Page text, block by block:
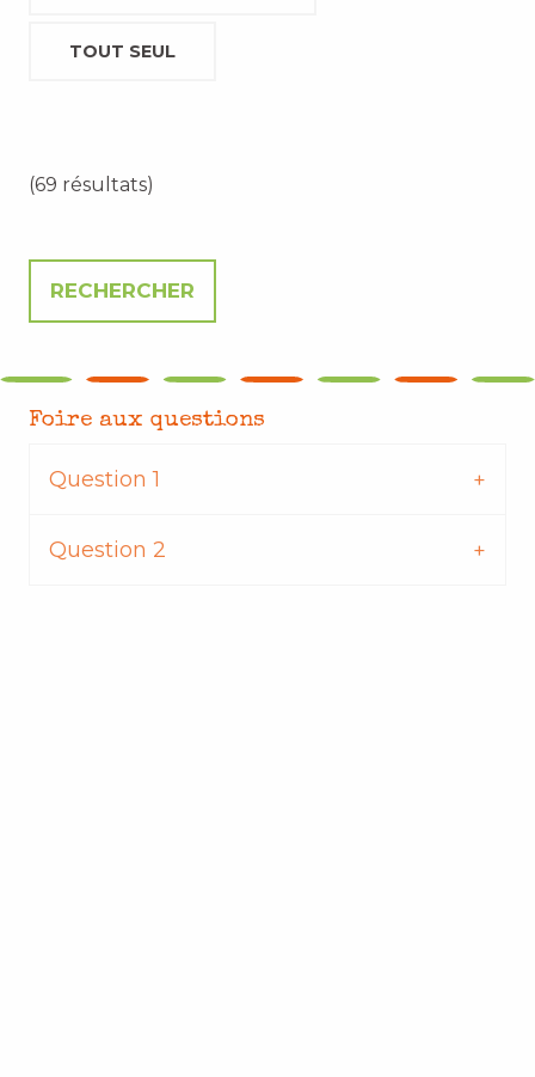
TOUT SEUL
(69 résultats)
Foire aux questions
Question 1
Question 2